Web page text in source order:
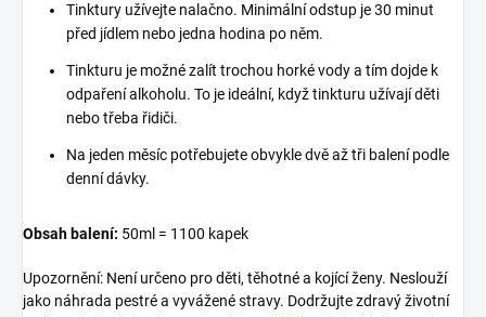
Tinktury užívejte nalačno. Minimální odstup je 30 minut
před jídlem nebo jedna hodina po něm.
Tinkturu je možné zalít trochou horké vody a tím dojde k
odpaření alkoholu. To je ideální, když tinkturu užívají děti
nebo třeba řidiči.
Na jeden měsíc potřebujete obvykle dvě až tři balení podle
denní dávky.
Obsah balení: 50ml = 1100 kapek
Upozornění: Není určeno pro děti, těhotné a kojící ženy. Neslouží
jako náhrada pestré a vyvážené stravy. Dodržujte zdravý životní